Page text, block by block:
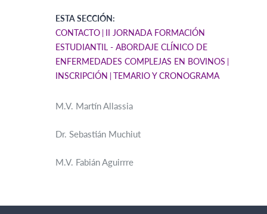
ESTA SECCIÓN:
CONTACTO II JORNADA FORMACIÓN
ESTUDIANTIL - ABORDAJE CLÍNICO DE
ENFERMEDADES COMPLEJAS EN BOVINOS
INSCRIPCIÓN TEMARIO Y CRONOGRAMA
M.V. Martín Allassia
Dr. Sebastián Muchiut
M.V. Fabián Aguirrre